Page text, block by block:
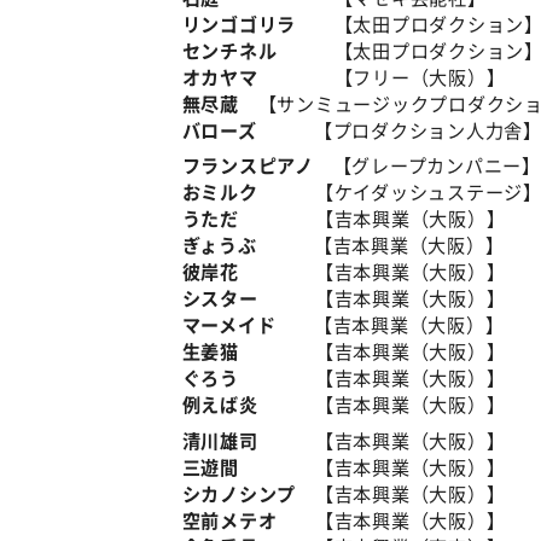
リンゴゴリラ 【太田プロダクション】
センチネル 【太田プロダクション】
オカヤマ 【フリー（大阪）】
無尽蔵 【サンミュージックプロダクショ
バローズ 【プロダクション人力舎】
フランスピアノ
【グレープカンパニー】
おミルク 【ケイダッシュステージ】
うただ 【吉本興業（大阪）】
ぎょうぶ 【吉本興業（大阪）】
彼岸花 【吉本興業（大阪）】
シスター 【吉本興業（大阪）】
マーメイド 【吉本興業（大阪）】
生姜猫 【吉本興業（大阪）】
ぐろう
【吉本興業（大阪）】
例えば炎 【吉本興業（大阪）】
清川雄司 【吉本興業（大阪）】
三遊間 【吉本興業（大阪）】
シカノシンプ 【吉本興業（大阪）】
空前メテオ 【吉本興業（大阪）】